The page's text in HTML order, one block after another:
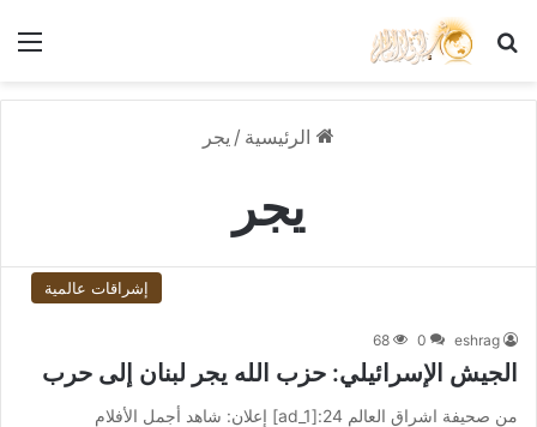
بحث عن
الرئيسية / يجر
يجر
إشراقات عالمية
eshrag
0
68
الجيش الإسرائيلي: حزب الله يجر لبنان إلى حرب
من صحيفة اشراق العالم 24:[ad_1] إعلان: شاهد أجمل الأفلام